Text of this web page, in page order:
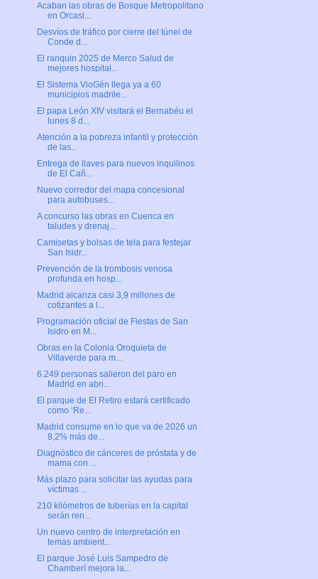
Acaban las obras de Bosque Metropolitano
en Orcasi...
Desvíos de tráfico por cierre del túnel de
Conde d...
El ranquin 2025 de Merco Salud de
mejores hospital...
El Sistema VioGén llega ya a 60
municipios madrile...
El papa León XIV visitará el Bernabéu el
lunes 8 d...
Atención a la pobreza infantil y protección
de las...
Entrega de llaves para nuevos inquilinos
de El Cañ...
Nuevo corredor del mapa concesional
para autobuses...
A concurso las obras en Cuenca en
taludes y drenaj...
Camisetas y bolsas de tela para festejar
San Isidr...
Prevención de la trombosis venosa
profunda en hosp...
Madrid alcanza casi 3,9 millones de
cotizantes a l...
Programación oficial de Fiestas de San
Isidro en M...
Obras en la Colonia Oroquieta de
Villaverde para m...
6.249 personas salieron del paro en
Madrid en abri...
El parque de El Retiro estará certificado
como ‘Re...
Madrid consume en lo que va de 2026 un
8,2% más de...
Diagnóstico de cánceres de próstata y de
mama con ...
Más plazo para solicitar las ayudas para
víctimas ...
210 kilómetros de tuberías en la capital
serán ren...
Un nuevo centro de interpretación en
temas ambient...
El parque José Luis Sampedro de
Chamberí mejora la...